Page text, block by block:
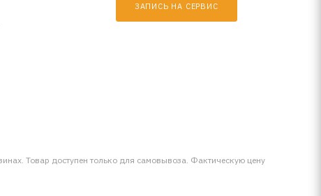
ЗАПИСЬ НА СЕРВИС
Товар доступен только для самовывоза. Фактическую цену